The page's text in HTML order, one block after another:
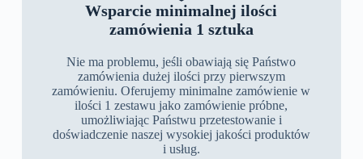
Wsparcie minimalnej ilości
zamówienia 1 sztuka
Nie ma problemu, jeśli obawiają się Państwo
zamówienia dużej ilości przy pierwszym
zamówieniu. Oferujemy minimalne zamówienie w
ilości 1 zestawu jako zamówienie próbne,
umożliwiając Państwu przetestowanie i
doświadczenie naszej wysokiej jakości produktów
i usług.